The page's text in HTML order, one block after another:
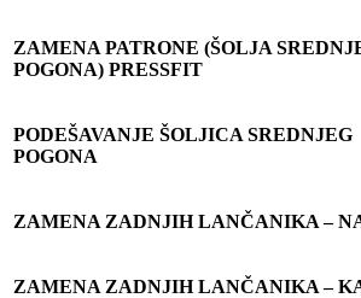
ZAMENA PATRONE (ŠOLJA
POGONA) PRESSFIT
PODEŠAVANJE ŠOLJICA SREDNJEG
POGONA
ZAMENA ZADNJIH LANČANIKA –
ZAMENA ZADNJIH LANČANIKA –